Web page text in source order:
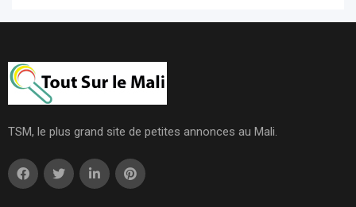
TSM, le plus grand site de petites annonces au Mali.